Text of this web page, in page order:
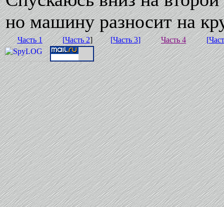
но машину разносит на
Часть 1 [Часть 2] [Часть 3] Часть 4 [